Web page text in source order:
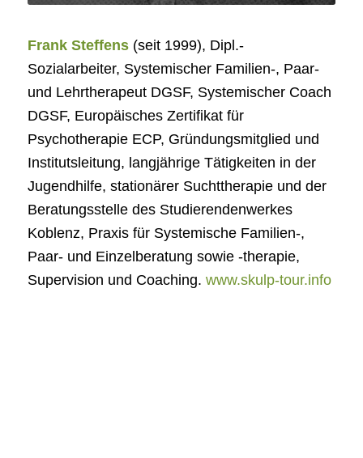
Frank Steffens(seit 1999), Dipl.-
Sozialarbeiter, Systemischer Familien-, Paar-
und Lehrtherapeut DGSF, Systemischer Coach
DGSF, Europäisches Zertifikat für
Psychotherapie ECP, Gründungsmitglied und
Institutsleitung, langjährige Tätigkeiten in der
Jugendhilfe, stationärer Suchttherapie und der
Beratungsstelle des Studierendenwerkes
Koblenz, Praxis für Systemische Familien-,
Paar- und Einzelberatung sowie -therapie,
Supervision und Coaching. www.skulp-tour.info